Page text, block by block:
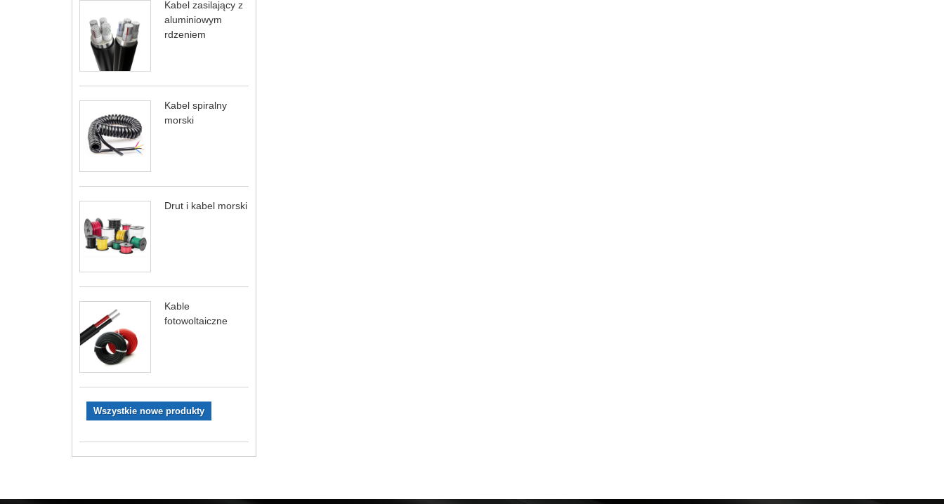
Kabel zasilający z
aluminiowym
rdzeniem
Kabel spiralny
morski
Drut i kabel morski
Kable
fotowoltaiczne
Wszystkie nowe produkty